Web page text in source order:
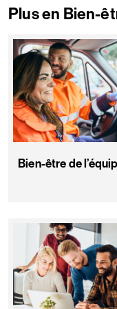
Plus en Bien-
Bien-être de